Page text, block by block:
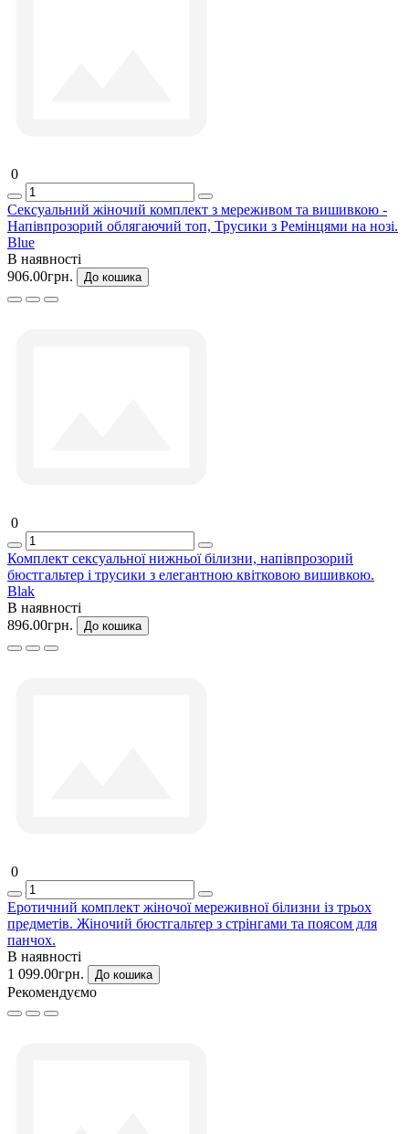
0
Сексуальний жіночий комплект з мереживом та вишивкою -
Напівпрозорий облягаючий топ, Трусики з Ремінцями на нозі.
Blue
В наявності
906.00грн.
До кошика
0
Комплект сексуальної нижньої білизни, напівпрозорий
бюстгальтер і трусики з елегантною квітковою вишивкою.
Blak
В наявності
896.00грн.
До кошика
0
Еротичний комплект жіночої мереживної білизни із трьох
предметів. Жіночий бюстгальтер з стрінгами та поясом для
панчох.
В наявності
1 099.00грн.
До кошика
Рекомендуємо